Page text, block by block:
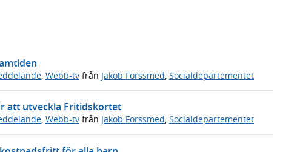
Webb-tv från Jakob Forssmed Socialdepartementet
att utveckla Fritidskortet
, Webb-tv från Jakob Forssmed, Socialdepartementet